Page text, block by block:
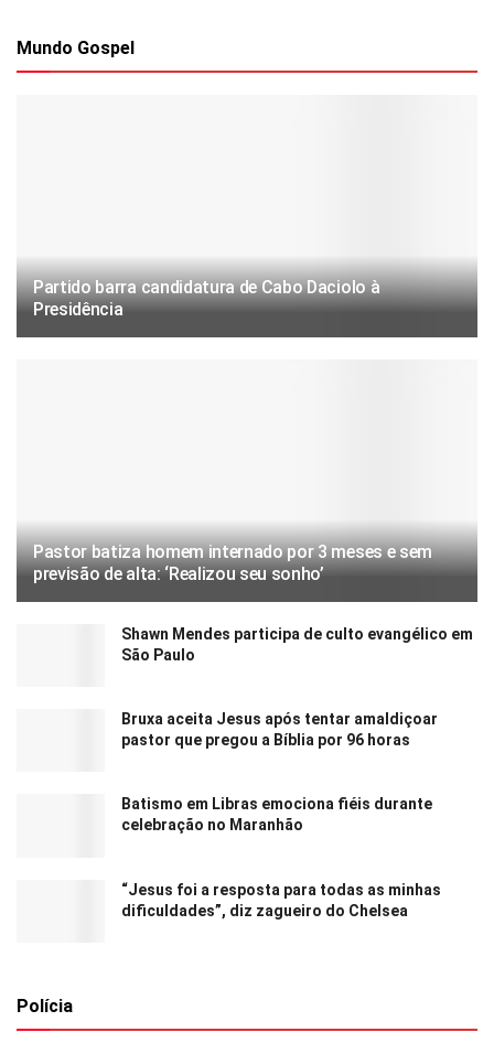
Mundo Gospel
Partido barra candidatura de Cabo Daciolo à
Presidência
Pastor batiza homem internado por 3 meses e sem
previsão de alta: ‘Realizou seu sonho’
Shawn Mendes participa de culto evangélico em
São Paulo
Bruxa aceita Jesus após tentar amaldiçoar
pastor que pregou a Bíblia por 96 horas
Batismo em Libras emociona fiéis durante
celebração no Maranhão
“Jesus foi a resposta para todas as minhas
dificuldades”, diz zagueiro do Chelsea
Polícia